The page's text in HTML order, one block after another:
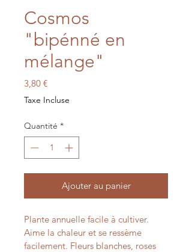
Cosmos
"bipénné en
mélange"
3,80 €Prix
Taxe Incluse
Quantité *
Ajouter au panier
Plante annuelle facile à cultiver.
Aime la chaleur et se ressème
facilement. Fleurs blanches, roses